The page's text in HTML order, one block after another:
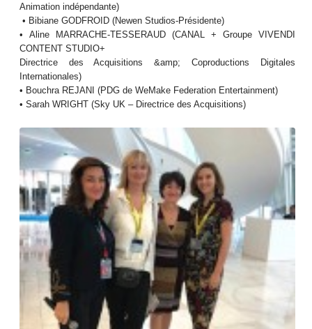
Animation indépendante)
• Bibiane GODFROID (Newen Studios-Présidente)
• Aline MARRACHE-TESSERAUD (CANAL + Groupe VIVENDI
CONTENT STUDIO+
Directrice des Acquisitions &amp; Coproductions Digitales
Internationales)
• Bouchra REJANI (PDG de WeMake Federation Entertainment)
• Sarah WRIGHT (Sky UK – Directrice des Acquisitions)